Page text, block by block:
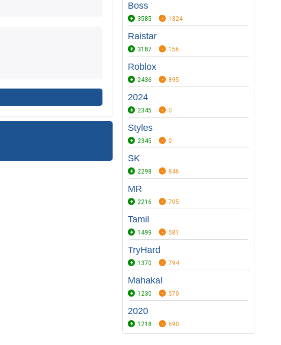
Boss
3585 1324
Raistar
3187 156
Roblox
2436 895
2024
2345 0
Styles
2345 0
SK
2298 846
MR
2216 705
Tamil
1499 581
TryHard
1370 794
Mahakal
1230 570
2020
1218 690